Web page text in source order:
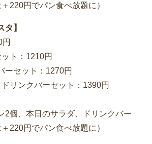
220円でパン食べ放題に）
タ】
ト：1210円
ーセット：1270円
リンクバーセット：1390円
2個、本日のサラダ、ドリンクバー
220円でパン食べ放題に）